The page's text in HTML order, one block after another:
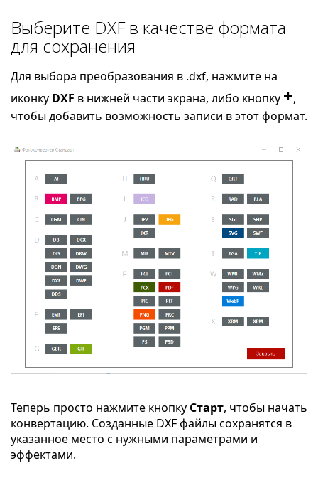
Выберите DXF в качестве формата
для сохранения
Для выбора преобразования в .dxf, нажмите на
иконку DXF в нижней части экрана, либо кнопку +,
чтобы добавить возможность записи в этот формат.
Теперь просто нажмите кнопку Старт, чтобы начать
конвертацию. Созданные DXF файлы сохранятся в
указанное место с нужными параметрами и
эффектами.